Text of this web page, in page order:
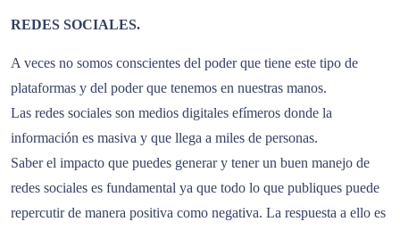
REDES SOCIALES.
A veces no somos conscientes del poder que tiene este tipo de
plataformas y del poder que tenemos en nuestras manos.
Las redes sociales son medios digitales efímeros donde la
información es masiva y que llega a miles de personas.
Saber el impacto que puedes generar y tener un buen manejo de
redes sociales es fundamental ya que todo lo que publiques puede
repercutir de manera positiva como negativa. La respuesta a ello es